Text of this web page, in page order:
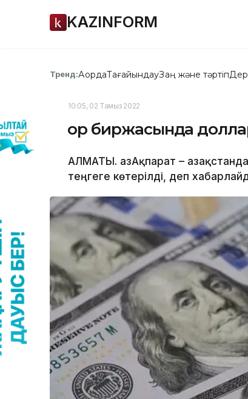
KAZINFORM
Тренд:АқордаТағайындауЗаң және тәртіп
10:05, 02 Тамыз 2022
Қор биржасында
АЛМАТЫ. ҚазАқпарат –
теңгеге көтерілді, деп